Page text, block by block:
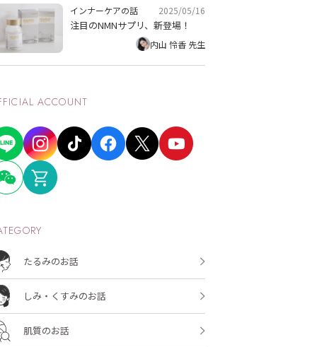
インナーケアの話 2025/05/16
注目のNMNサプリ、新登場！
内山 怜香 先生
ACCOUNT
たるみのお話
しみ・くすみのお話
肌質のお話